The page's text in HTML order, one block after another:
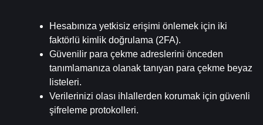
Hesabınıza yetkisiz erişimi önlemek için iki
faktörlü kimlik doğrulama (2FA).
Güvenilir para çekme adreslerini önceden
tanımlamanıza olanak tanıyan para çekme beyaz
listeleri.
Verilerinizi olası ihlallerden korumak için güvenli
şifreleme protokolleri.